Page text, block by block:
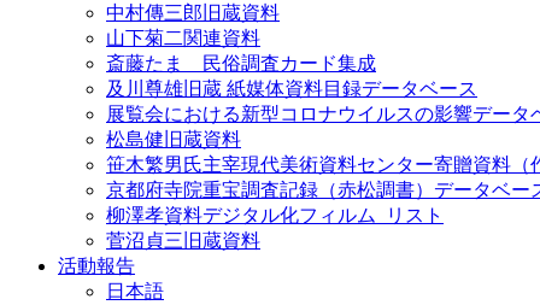
中村傳三郎旧蔵資料
山下菊二関連資料
斎藤たま 民俗調査カード集成
及川尊雄旧蔵 紙媒体資料目録データベース
展覧会における新型コロナウイルスの影響データ
松島健旧蔵資料
笹木繁男氏主宰現代美術資料センター寄贈資料（
京都府寺院重宝調査記録（赤松調書）データベー
柳澤孝資料デジタル化フィルム_リスト
菅沼貞三旧蔵資料
活動報告
日本語